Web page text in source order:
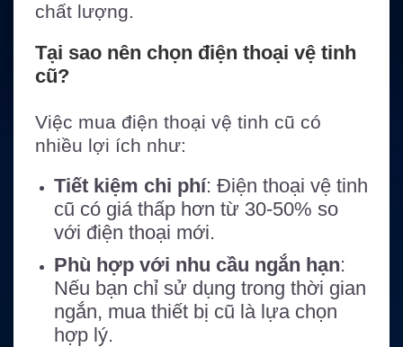
chất lượng.
Tại sao nên chọn điện thoại vệ tinh
cũ?
Việc mua điện thoại vệ tinh cũ có
nhiều lợi ích như:
Tiết kiệm chi phí: Điện thoại vệ tinh
cũ có giá thấp hơn từ 30-50% so
với điện thoại mới.
Phù hợp với nhu cầu ngắn hạn:
Nếu bạn chỉ sử dụng trong thời gian
ngắn, mua thiết bị cũ là lựa chọn
hợp lý.